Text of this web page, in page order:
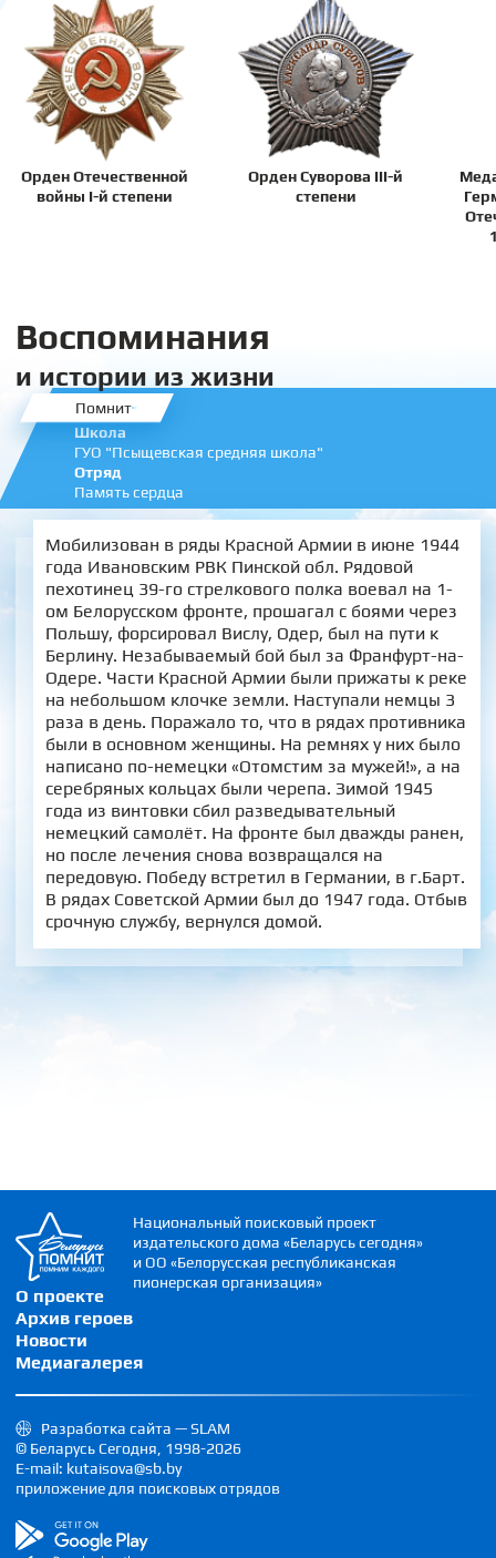
Орден Отечественной
войны I-й степени
Орден Суворова III-й
степени
Воспоминания
и истории из жизни
Помнит
Школа
ГУО "Псыщевская средняя школа"
Отряд
Память сердца
Мобилизован в ряды Красной Армии в июне 1944
года Ивановским РВК Пинской обл. Рядовой
пехотинец 39-го стрелкового полка воевал на 1-
ом Белорусском фронте, прошагал с боями через
Польшу, форсировал Вислу, Одер, был на пути к
Берлину. Незабываемый бой был за Франфурт-на-
Одере. Части Красной Армии были прижаты к реке
на небольшом клочке земли. Наступали немцы 3
раза в день. Поражало то, что в рядах противника
были в основном женщины. На ремнях у них было
написано по-немецки «Отомстим за мужей!», а на
серебряных кольцах были черепа. Зимой 1945
года из винтовки сбил разведывательный
немецкий самолёт. На фронте был дважды ранен,
но после лечения снова возвращался на
передовую. Победу встретил в Германии, в г.Барт.
В рядах Советской Армии был до 1947 года. Отбыв
срочную службу, вернулся домой.
О проекте
Архив героев
Новости
Медиагалерея
Национальный поисковый проект
издательского дома «Беларусь сегодня»
и ОО «Белорусская республиканская
пионерская организация»
Разработка сайта — SLAM
© Беларусь Сегодня, 1998-2026
E-mail: kutaisova@sb.by
приложение для поисковых отрядов